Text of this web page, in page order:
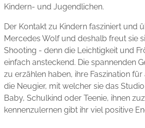
Kindern- und Jugendlichen.
Der Kontakt zu Kindern fasziniert und
Mercedes Wolf und deshalb freut sie
Shooting - denn die Leichtigkeit und
einfach ansteckend. Die spannenden
zu erzählen haben, ihre Faszination
die Neugier, mit welcher sie das
Baby, Schulkind oder Teenie, ihnen
kennen­zulernen gibt ihr viel positive